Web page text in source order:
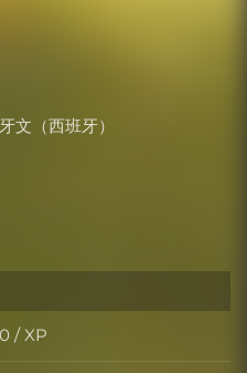
文（西班牙）
/ XP